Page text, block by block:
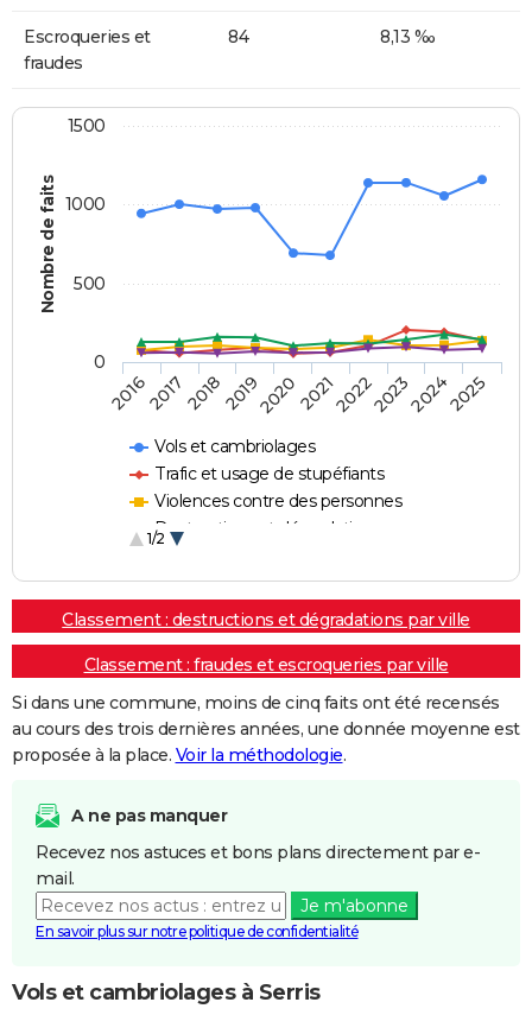
Escroqueries et
fraudes
84 8,13 ‰
Nombre de faits
Vols et cambriolages
Trafic et usage de stupéfiants
Violences contre des personnes
Destructions et dégradations
1/2
2016201720182019202020212022202320242025
0
500
1000
1500
Classement : destructions et dégradations par ville
Classement : fraudes et escroqueries par ville
Si dans une commune, moins de cinq faits ont été recensés
au cours des trois dernières années, une donnée moyenne est
proposée à la place. Voir la méthodologie.
A ne pas manquer
Recevez nos astuces et bons plans directement par e-
mail.
Je m'abonne
En savoir plus sur notre politique de confidentialité
Vols et cambriolages à Serris